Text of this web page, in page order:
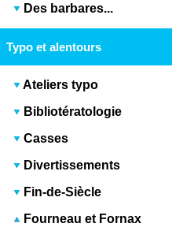
Des barbares...
Typo et alentours
Ateliers typo
Bibliotératologie
Casses
Divertissements
Fin-de-Siècle
Fourneau et Fornax